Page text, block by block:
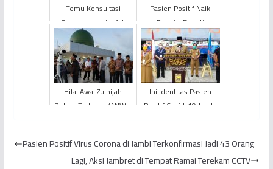
Temu Konsultasi
Penanganan Konflik
Paham Keagamaan
Kanwil Kementerian
Agama Provinsi ...
Pasien Positif Naik
Drastis, Bupati
Merangin Kaji PSBB
Hilal Awal Zulhijah
Belum Terlihat, KANWIL
Umumkan I...
Ini Identitas Pasien
Positif Covid-19 Jambi
Pasien Positif Virus Corona di Jambi Terkonfirmasi Jadi 43 Orang
Lagi, Aksi Jambret di Tempat Ramai Terekam CCTV